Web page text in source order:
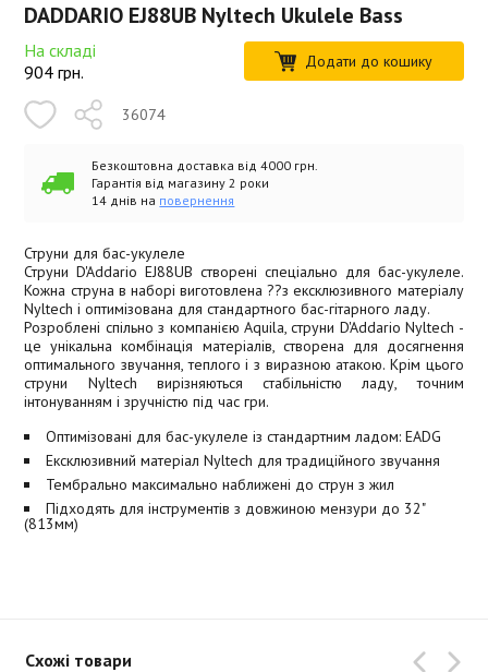
DADDARIO EJ88UB Nyltech Ukulele Bass
На складі
904 грн. Додати до кошику
36074
Безкоштовна доставка від 4000 грн.
Гарантія від магазину 2 роки
14 днів на повернення
Струни для бас-укулеле
Струни D'Addario EJ88UB створені спеціально для бас-укулеле.
Кожна струна в наборі виготовлена ??з ексклюзивного матеріалу
Nyltech і оптимізована для стандартного бас-гітарного ладу.
Розроблені спільно з компанією Aquila, струни D'Addario Nyltech -
це унікальна комбінація матеріалів, створена для досягнення
оптимального звучання, теплого і з виразною атакою. Крім цього
струни Nyltech вирізняються стабільністю ладу, точним
інтонуванням і зручністю під час гри.
Оптимізовані для бас-укулеле із стандартним ладом: EADG
Ексклюзивний матеріал Nyltech для традиційного звучання
Тембрально максимально наближені до струн з жил
Підходять для інструментів з довжиною мензури до 32"
(813мм)
Схожі товари